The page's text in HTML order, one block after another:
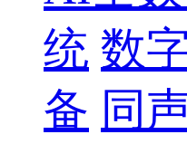
统 数
备 同